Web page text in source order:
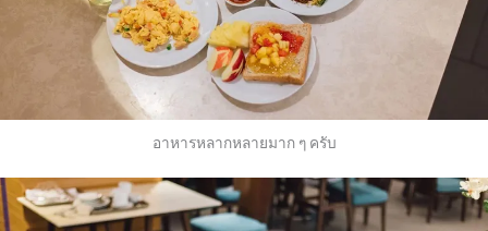
อาหารหลากหลายมาก ๆ ครับ